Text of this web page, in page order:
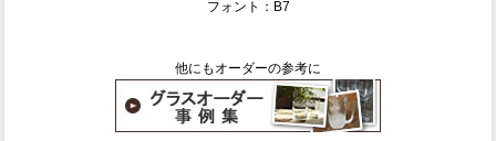
フォント：B7
他にもオーダーの参考に